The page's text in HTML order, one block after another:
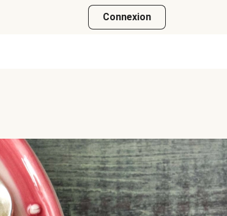
Connexion